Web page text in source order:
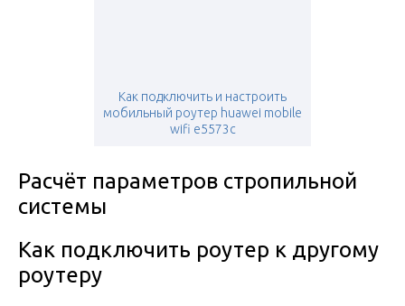
Как подключить и настроить
мобильный роутер huawei mobile
wifi e5573c
Расчёт параметров стропильной
системы
Как подключить роутер к другому
роутеру